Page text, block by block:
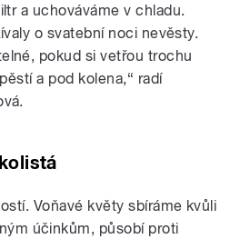
a uchováváme v chladu.
o svatební noci nevěsty.
pokud si vetřou trochu
a pod kolena,“ radí
Voňavé květy sbíráme kvůli
účinkům, působí proti